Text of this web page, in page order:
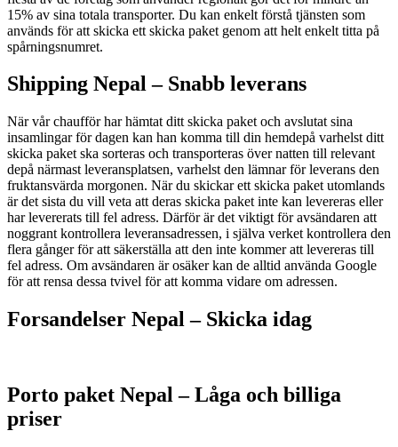
15% av sina totala transporter. Du kan enkelt förstå tjänsten som
används för att skicka ett skicka paket genom att helt enkelt titta på
spårningsnumret.
Shipping Nepal – Snabb leverans
När vår chaufför har hämtat ditt skicka paket och avslutat sina
insamlingar för dagen kan han komma till din hemdepå varhelst ditt
skicka paket ska sorteras och transporteras över natten till relevant
depå närmast leveransplatsen, varhelst den lämnar för leverans den
fruktansvärda morgonen. När du skickar ett skicka paket utomlands
är det sista du vill veta att deras skicka paket inte kan levereras eller
har levererats till fel adress. Därför är det viktigt för avsändaren att
noggrant kontrollera leveransadressen, i själva verket kontrollera den
flera gånger för att säkerställa att den inte kommer att levereras till
fel adress. Om avsändaren är osäker kan de alltid använda Google
för att rensa dessa tvivel för att komma vidare om adressen.
Forsandelser Nepal – Skicka idag
Porto paket Nepal – Låga och billiga
priser